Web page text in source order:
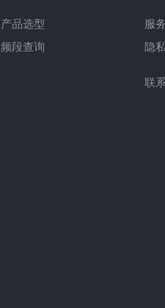
产品选型
频段查询
服
隐
联